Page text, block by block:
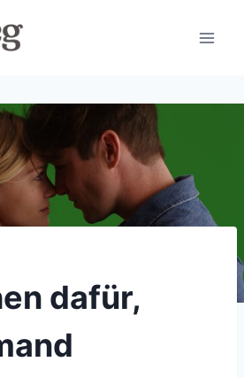
dafür,